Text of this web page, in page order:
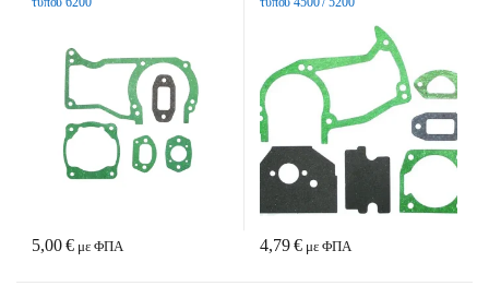
5,00€ με ΦΠΑ 4,79€ με ΦΠΑ